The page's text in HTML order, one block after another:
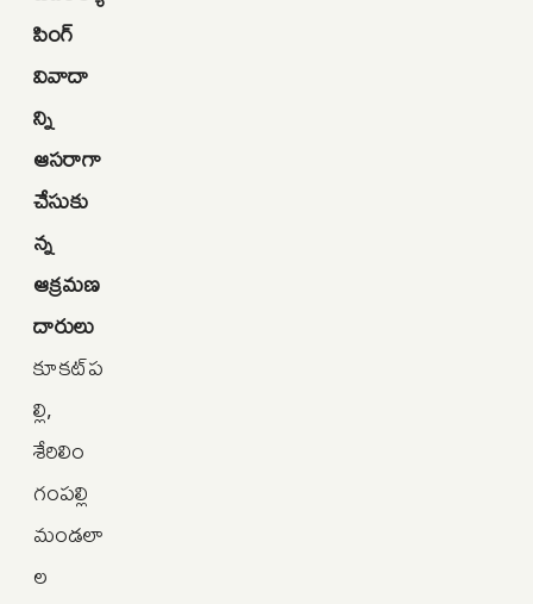
పింగ్‌
వివాదా
న్ని
ఆసరాగా
చేసుకు
న్న
ఆక్రమణ
దారులు
కూకట్‌ప
ల్లి,
శేరిలిం
గంపల్లి
మండలా
ల